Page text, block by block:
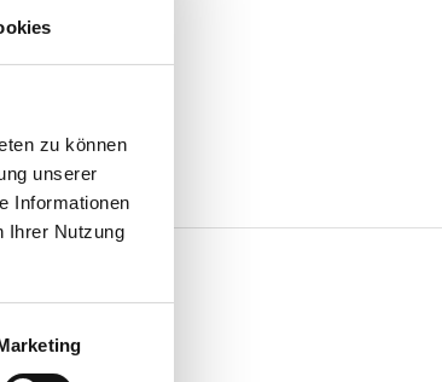
zu können
unserer
Informationen
Ihrer Nutzung